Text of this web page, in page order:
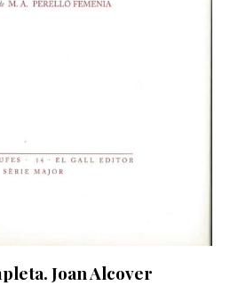
Joan Alcover